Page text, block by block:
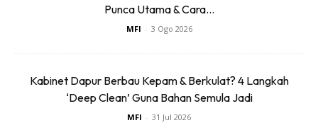
Punca Utama & Cara...
MFI - 3 Ogo 2026
Kabinet Dapur Berbau Kepam & Berkulat? 4 Langkah
‘Deep Clean’ Guna Bahan Semula Jadi
MFI - 31 Jul 2026